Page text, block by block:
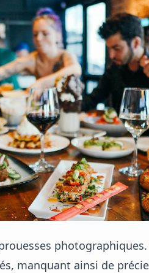
manquant ainsi de